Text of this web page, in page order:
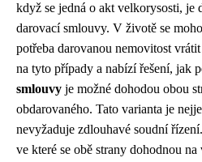
když se jedná o akt velkorysosti, je
darovací smlouvy. V životě se
potřeba darovanou nemovitost
na tyto případy a nabízí řešení, jak
smlouvy je možné dohodou obou
obdarovaného. Tato varianta je
nevyžaduje zdlouhavé soudní
ve které se obě strany dohodnou